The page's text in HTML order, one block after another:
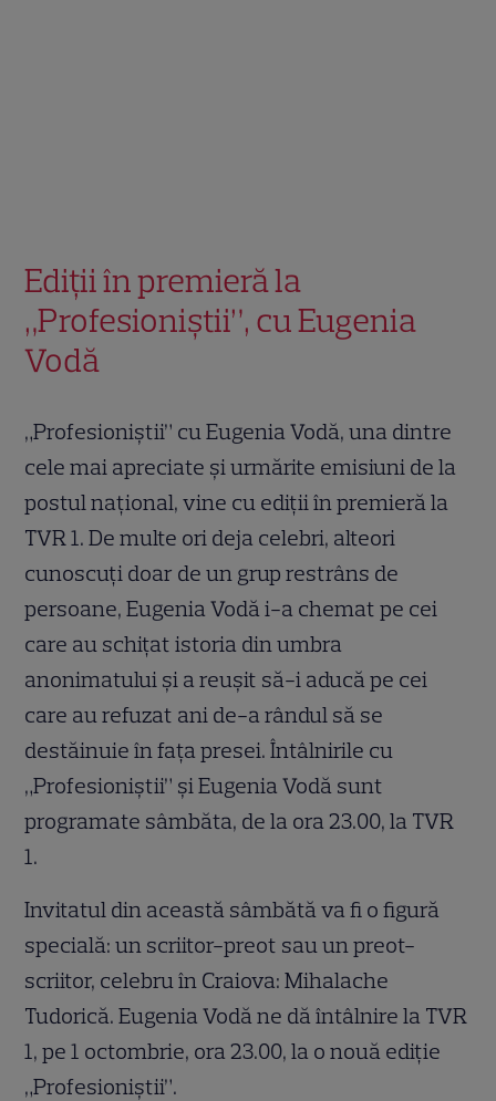
Ediţii în premieră la
„Profesioniştii”, cu Eugenia
Vodă
„Profesioniştii” cu Eugenia Vodă, una dintre
cele mai apreciate şi urmărite emisiuni de la
postul naţional, vine cu ediţii în premieră la
TVR 1. De multe ori deja celebri, alteori
cunoscuţi doar de un grup restrâns de
persoane, Eugenia Vodă i-a chemat pe cei
care au schiţat istoria din umbra
anonimatului şi a reuşit să-i aducă pe cei
care au refuzat ani de-a rândul să se
destăinuie în faţa presei. Întâlnirile cu
„Profesioniştii” şi Eugenia Vodă sunt
programate sâmbăta, de la ora 23.00, la TVR
1.
Invitatul din această sâmbătă va fi o figură
specială: un scriitor-preot sau un preot-
scriitor, celebru în Craiova: Mihalache
Tudorică. Eugenia Vodă ne dă întâlnire la TVR
1, pe 1 octombrie, ora 23.00, la o nouă ediţie
„Profesioniştii”.